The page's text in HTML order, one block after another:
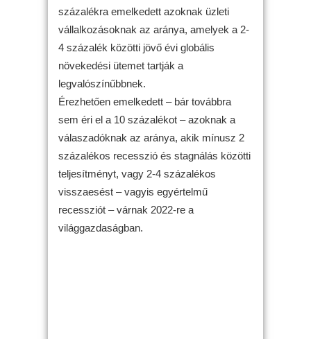
százalékra emelkedett azoknak üzleti
vállalkozásoknak az aránya, amelyek a 2-
4 százalék közötti jövő évi globális
növekedési ütemet tartják a
legvalószínűbbnek.
Érezhetően emelkedett – bár továbbra
sem éri el a 10 százalékot – azoknak a
válaszadóknak az aránya, akik mínusz 2
százalékos recesszió és stagnálás közötti
teljesítményt, vagy 2-4 százalékos
visszaesést – vagyis egyértelmű
recessziót – várnak 2022-re a
világgazdaságban.